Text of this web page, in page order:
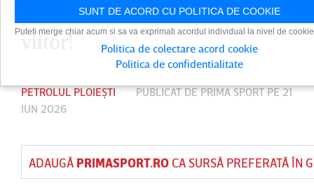
pe "Ilie Oană" şi în sezonul
viitor!
PETROLUL PLOIEȘTI PUBLICAT DEPRIMA SPORTPE 21
IUN 2026
ADAUGĂ PRIMASPORT.ROCA SURSĂ PREFERATĂ ÎN
SUNT DE ACORD CU POLITICA DE COOKIE
Puteti merge chiar acum si sa va exprimati acordul individual la nivel de
Politica de colectare acord cookie
Politica de confidentialitate